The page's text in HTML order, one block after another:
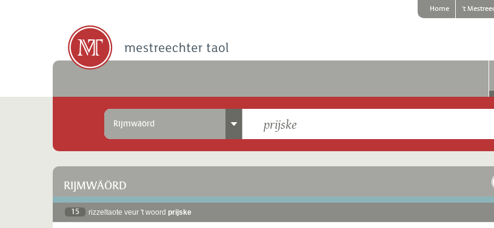
Home 't
Rijmwäörd
RIJMWÄÖRD
15 rizzeltaote veur 't woord prijske